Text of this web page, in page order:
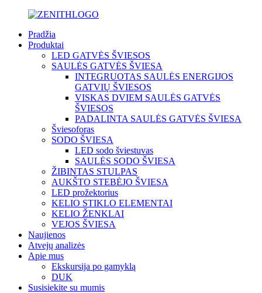
Pradžia
Produktai
LED GATVĖS ŠVIESOS
SAULĖS GATVĖS ŠVIESA
INTEGRUOTAS SAULĖS ENERGIJOS
GATVIŲ ŠVIESOS
VISKAS DVIEM SAULĖS GATVĖS
ŠVIESOS
PADALINTA SAULĖS GATVĖS ŠVIESA
Šviesoforas
SODO ŠVIESA
LED sodo šviestuvas
SAULĖS SODO ŠVIESA
ŽIBINTAS STULPAS
AUKŠTO STEBĖJO ŠVIESA
LED prožektorius
KELIO STIKLO ELEMENTAI
KELIO ŽENKLAI
VEJOS ŠVIESA
Naujienos
Atvejų analizės
Apie mus
Ekskursija po gamyklą
DUK
Susisiekite su mumis